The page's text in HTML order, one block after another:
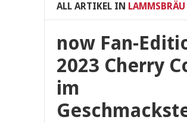
ALL ARTIKEL IN LAMMSBRÄU
now Fan-
2023 Cherry
im